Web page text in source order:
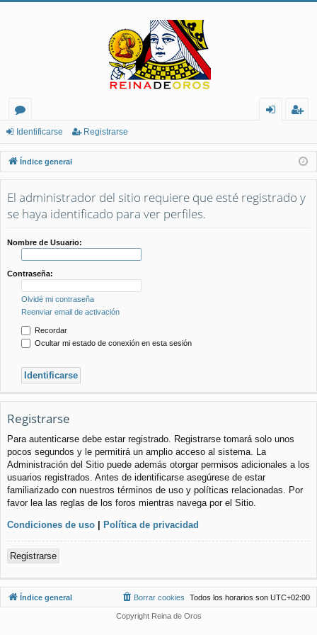
or
os
nt
ifi
ca
ist
ra
rs
Identificarse Registrarse
Índice general
El administrador del sitio requiere que esté registrado y
se haya identificado para ver perfiles.
Nombre de Usuario:
Contraseña:
Olvidé mi contraseña
Reenviar email de activación
Recordar
Ocultar mi estado de conexión en esta sesión
Registrarse
Para autenticarse debe estar registrado. Registrarse tomará solo unos
pocos segundos y le permitirá un amplio acceso al sistema. La
Administración del Sitio puede además otorgar permisos adicionales a los
usuarios registrados. Antes de identificarse asegúrese de estar
familiarizado con nuestros términos de uso y políticas relacionadas. Por
favor lea las reglas de los foros mientras navega por el Sitio.
Condiciones de uso | Política de privacidad
Registrarse
Índice general Todos los horarios son UTC+02:00
Borrar cookies
Copyright Reina de Oros